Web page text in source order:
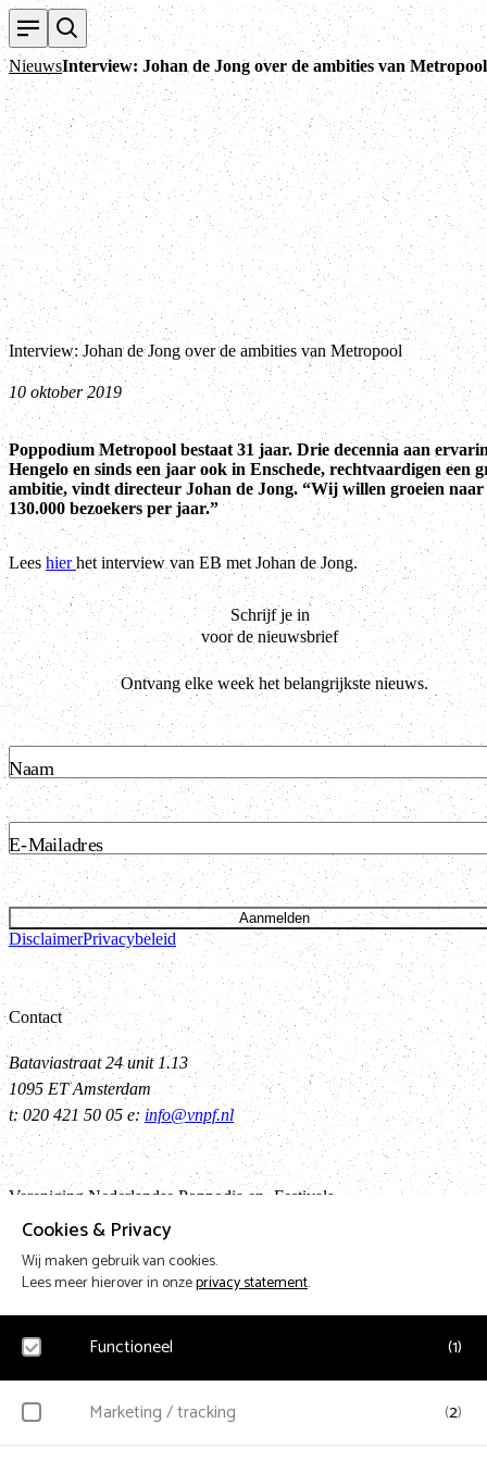
Cookies & Privacy
Wij maken gebruik van cookies.
Lees meer hierover in onzeprivacy statement.
Functioneel (1)
Noodzakelijk
functionele cookies geplaatst. Hierbij worden geen persoonsgegevens verzameld.
Marketing / tracking (2)
NieuwsInterview: Johan de Jong over de ambities van Metropool
Interview: Johan de Jong over de ambities van Metropool
10 oktober 2019
Poppodium Metropool bestaat 31 jaar. Drie decennia aan
Hengelo en sinds een jaar ook in Enschede, rechtvaardigen een
ambitie, vindt directeur Johan de Jong. “Wij willen groeien naar
130.000 bezoekers per jaar.”
Lees hierhet interview van EB met Johan de Jong.
Schrijf je in
voor de nieuwsbrief
Ontvang elke week het belangrijkste nieuws.
Naam
E-Mailadres
Aanmelden
DisclaimerPrivacybeleid
Contact
Bataviastraat 24 unit 1.13
1095 ET Amsterdam
t: 020 421 50 05 e:info@vnpf.nl
Vereniging Nederlandse Poppodia en -Festivals
VNPF behartigt de collectieve belangen van de poppodia en
Nederland
Design & Code by Eagerly